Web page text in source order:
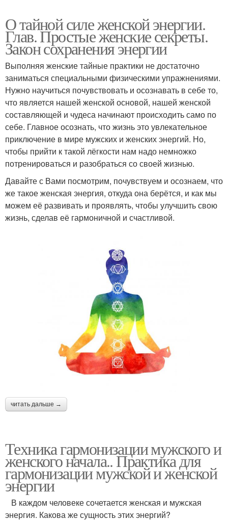
О тайной силе женской энергии.
Глав. Простые женские секреты.
Закон сохранения энергии
Выполняя женские тайные практики не достаточно
заниматься специальными физическими упражнениями.
Нужно научиться почувствовать и осознавать в себе то,
что является нашей женской основой, нашей женской
составляющей и чудеса начинают происходить само по
себе. Главное осознать, что жизнь это увлекательное
приключение в мире мужских и женских энергий. Но,
чтобы прийти к такой лёгкости нам надо немножко
потренироваться и разобраться со своей жизнью.
Давайте с Вами посмотрим, почувствуем и осознаем, что
же такое женская энергия, откуда она берётся, и как мы
можем её развивать и проявлять, чтобы улучшить свою
жизнь, сделав её гармоничной и счастливой.
читать дальше →
Техника гармонизации мужского и
женского начала.. Практика для
гармонизации мужской и женской
энергии
В каждом человеке сочетается женская и мужская
энергия. Какова же сущность этих энергий?